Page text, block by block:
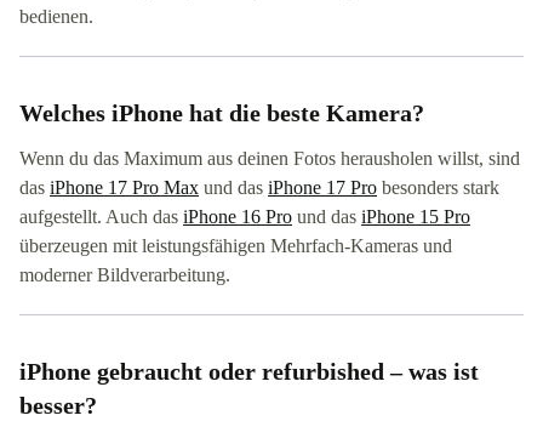
bedienen.
Welches iPhone hat die beste Kamera?
Wenn du das Maximum aus deinen Fotos herausholen willst, sind
das iPhone 17 Pro Max und das iPhone 17 Pro besonders stark
aufgestellt. Auch das iPhone 16 Pro und das iPhone 15 Pro
überzeugen mit leistungsfähigen Mehrfach-Kameras und
moderner Bildverarbeitung.
iPhone gebraucht oder refurbished – was ist
besser?